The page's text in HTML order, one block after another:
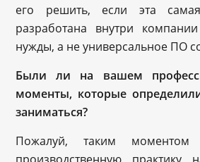
его решить, если эта самая
разработана внутри
нужды, а не универсальное ПО
Были ли на вашем
моменты, которые
заниматься?
Пожалуй, таким моментом